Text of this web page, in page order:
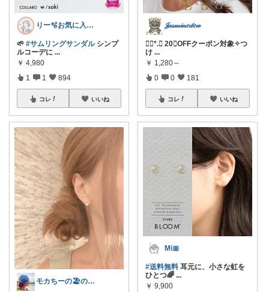
りー🫧お気に入りのある暮らし🧺
🌱 #サムリングサンダルシンプ
ルコーデに ...
￥ 4,980
1 1 894
コレ いいね
モカちーの🏖️のんびりライフ🐈✨
𝒥𝒶𝓈𝓂𝒾𝓃𝑒𝒹𝑒𝓌
❁⃘*.ﾟ 20％OFFクーポン対象✧つ
け ...
￥ 1,280～
0 0 181
コレ いいね
Mi🎀
#送料無料 耳元に、小さな虹を
ひとつ🌈 ...
￥ 9,900